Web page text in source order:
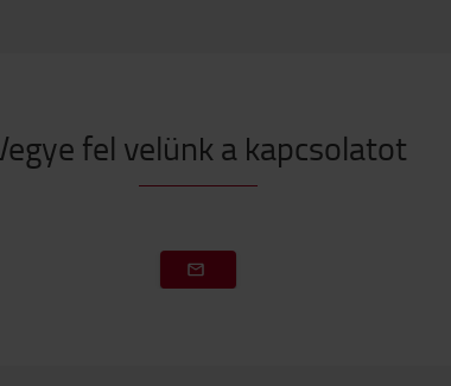
fel velünk a kapcsolatot